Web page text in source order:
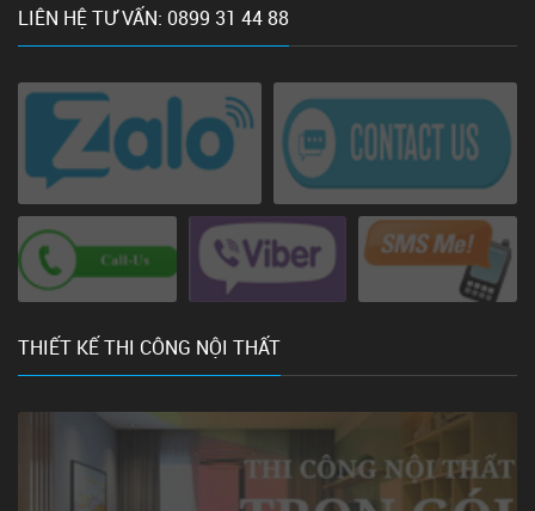
LIÊN HỆ TƯ VẤN: 0899 31 44 88
THIẾT KẾ THI CÔNG NỘI THẤT